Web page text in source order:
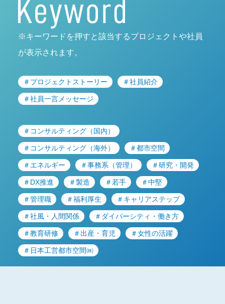
※キーワードを押すと該当するプロジェクトや社員
が表示されます。
＃プロジェクトストーリー ＃社員紹介
＃社員一言メッセージ
＃コンサルティング（国内）
＃コンサルティング（海外） ＃都市空間
＃エネルギー ＃事務系（管理） ＃研究・開発
＃DX推進 ＃製造 ＃若手 ＃中堅
＃管理職 ＃福利厚生 ＃キャリアステップ
＃社風・人間関係 ＃ダイバーシティ・働き方
＃教育研修 ＃出産・育児 ＃女性の活躍
＃日本工営都市空間㈱